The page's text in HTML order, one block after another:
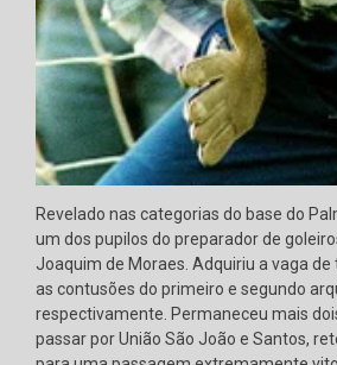
Revelado nas categorias do base do
um dos pupilos do preparador de
Joaquim de Moraes. Adquiriu a vaga
as contusões do primeiro e segundo
respectivamente. Permaneceu mais
passar por União São João e Santos,